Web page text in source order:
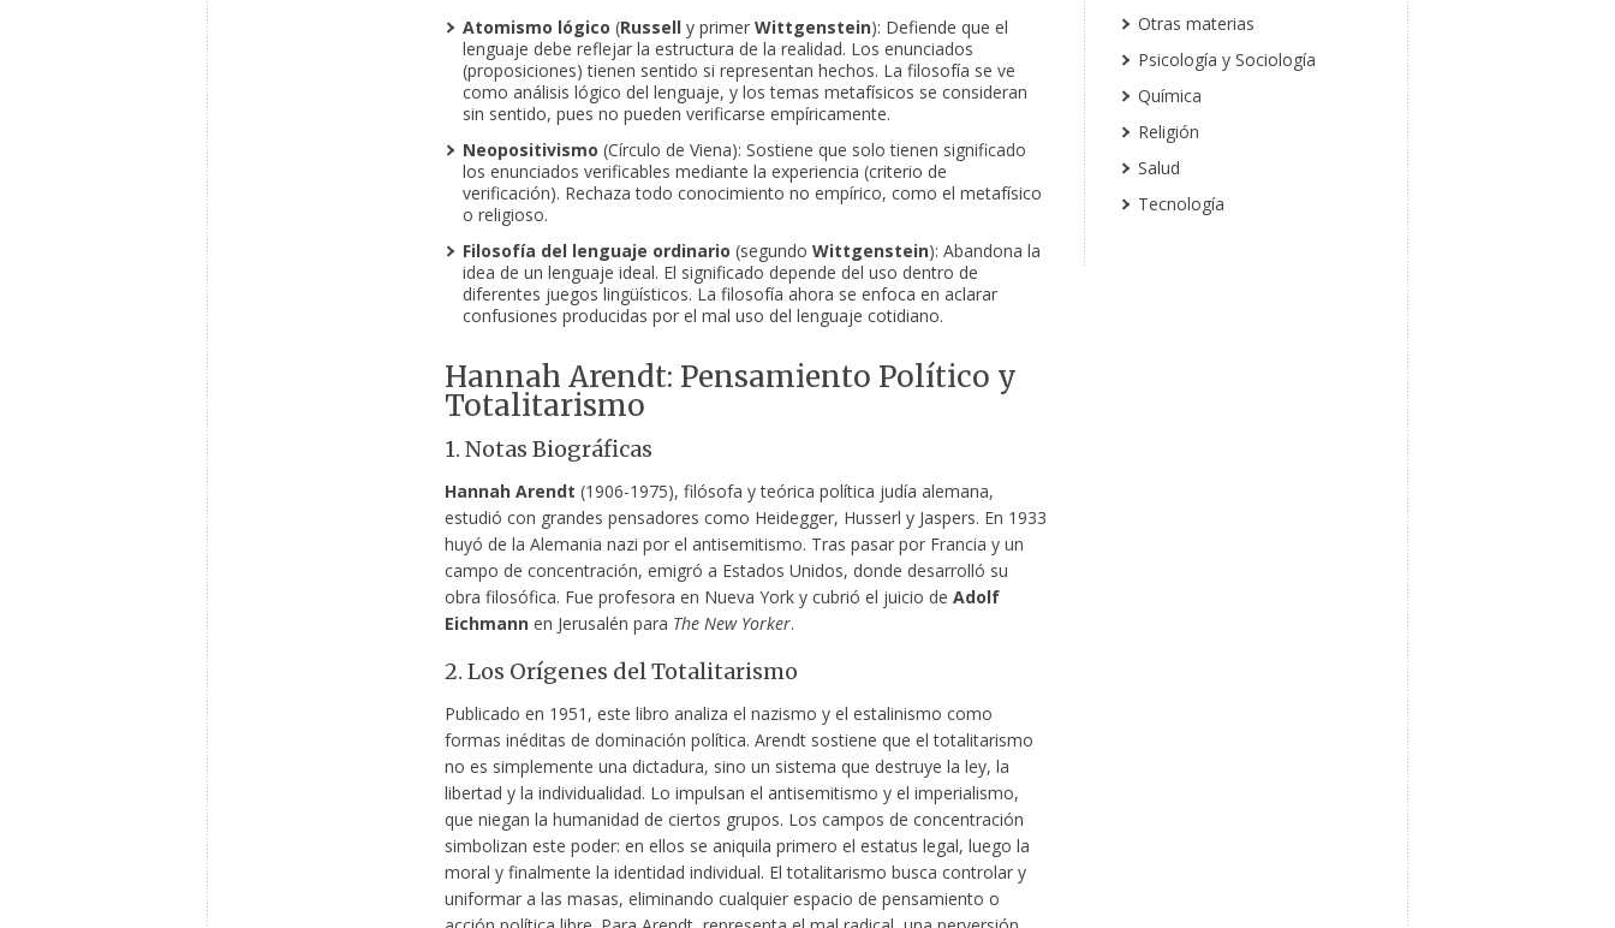
Atomismo lógico (Russelly primer Wittgenstein): Defiende que el
lenguaje debe reflejar la estructura de la realidad. Los enunciados
(proposiciones) tienen sentido si representan hechos. La filosofía se ve
como análisis lógico del lenguaje, y los temas metafísicos se consideran
sin sentido, pues no pueden verificarse empíricamente.
Neopositivismo (Círculo de Viena): Sostiene que solo tienen significado
los enunciados verificables mediante la experiencia (criterio de
verificación). Rechaza todo conocimiento no empírico, como el metafísico
o religioso.
Filosofía del lenguaje ordinario (segundo Wittgenstein): Abandona la
idea de un lenguaje ideal. El significado depende del uso dentro de
diferentes juegos lingüísticos. La filosofía ahora se enfoca en aclarar
confusiones producidas por el mal uso del lenguaje cotidiano.
Hannah Arendt: Pensamiento Político y
Totalitarismo
1. Notas Biográficas
Hannah Arendt (1906-1975), filósofa y teórica política judía alemana,
estudió con grandes pensadores como Heidegger, Husserl y Jaspers. En 1933
huyó de la Alemania nazi por el antisemitismo. Tras pasar por Francia y un
campo de concentración, emigró a Estados Unidos, donde desarrolló su
obra filosófica. Fue profesora en Nueva York y cubrió el juicio de Adolf
Eichmannen Jerusalén para The New Yorker.
2. Los Orígenes del Totalitarismo
Publicado en 1951, este libro analiza el nazismo y el estalinismo como
formas inéditas de dominación política. Arendt sostiene que el totalitarismo
no es simplemente una dictadura, sino un sistema que destruye la ley, la
libertad y la individualidad. Lo impulsan el antisemitismo y el imperialismo,
que niegan la humanidad de ciertos grupos. Los campos de concentración
simbolizan este poder: en ellos se aniquila primero el estatus legal, luego la
moral y finalmente la identidad individual. El totalitarismo busca controlar y
uniformar a las masas, eliminando cualquier espacio de pensamiento o
Otras materias
Psicología y Sociología
Química
Religión
Salud
Tecnología